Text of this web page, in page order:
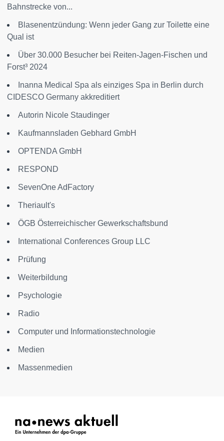
Bahnstrecke von...
Blasenentzündung: Wenn jeder Gang zur Toilette eine
Qual ist
Über 30.000 Besucher bei Reiten-Jagen-Fischen und
Forst³ 2024
Inanna Medical Spa als einziges Spa in Berlin durch
CIDESCO Germany akkreditiert
Autorin Nicole Staudinger
Kaufmannsladen Gebhard GmbH
OPTENDA GmbH
RESPOND
SevenOne AdFactory
Theriault's
ÖGB Österreichischer Gewerkschaftsbund
International Conferences Group LLC
Prüfung
Weiterbildung
Psychologie
Radio
Computer und Informationstechnologie
Medien
Massenmedien